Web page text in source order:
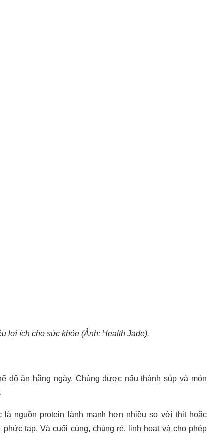
lợi ích cho sức khỏe (Ảnh: Health Jade).
độ ăn hằng ngày. Chúng được nấu thành súp và món
là nguồn protein lành mạnh hơn nhiều so với thịt hoặc
tạp. Và cuối cùng, chúng rẻ, linh hoạt và cho phép